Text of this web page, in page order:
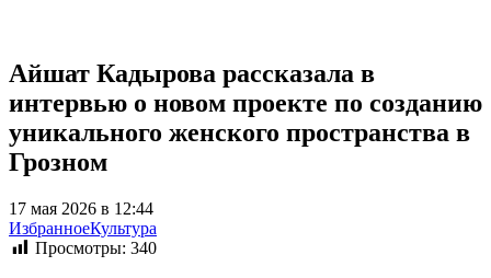
Айшат Кадырова рассказала в
интервью о новом проекте по созданию
уникального женского пространства в
Грозном
17 мая 2026 в 12:44
ИзбранноеКультура
Просмотры: 340